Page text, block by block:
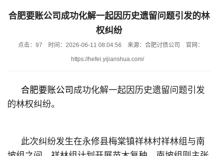
合肥要账公司成功化解一起因历史遗留问题引发的林
权纠纷
点击：97 时间：2026-06-11 08:04:56 来源：合肥讨债公司 官网：
https://hefei.yijianshua.com/
合肥要账公司 成功化解一起因历史遗留问题引发
的林权纠纷。
此次纠纷发生在永修县梅棠镇祥林村祥林组与南